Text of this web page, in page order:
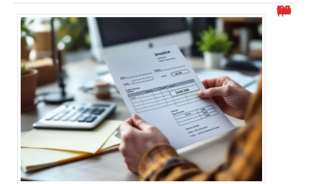
Où trouver l’identifiant structure publique facilement ?